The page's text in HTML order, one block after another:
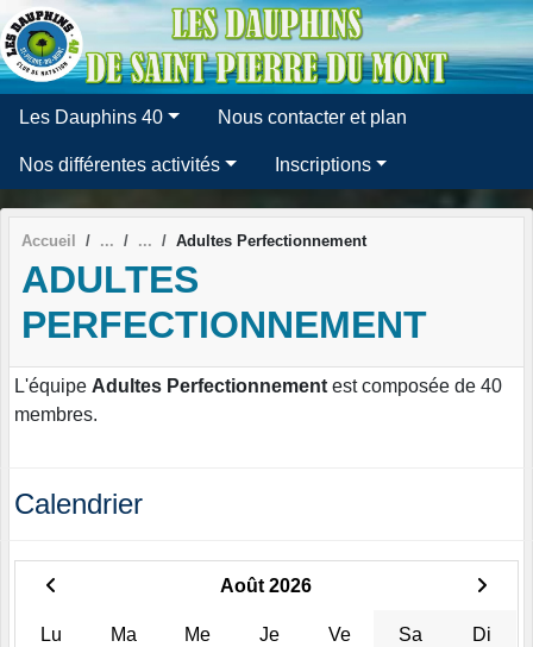
Les Dauphins 40 Nous contacter et plan
Nos différentes activités Inscriptions
Accueil Adultes Perfectionnement
ADULTES
PERFECTIONNEMENT
L'équipe Adultes Perfectionnement est composée de 40
membres.
Calendrier
Août 2026
Lu Ma Me Je Ve Sa Di
Panneau de gestion des cookies